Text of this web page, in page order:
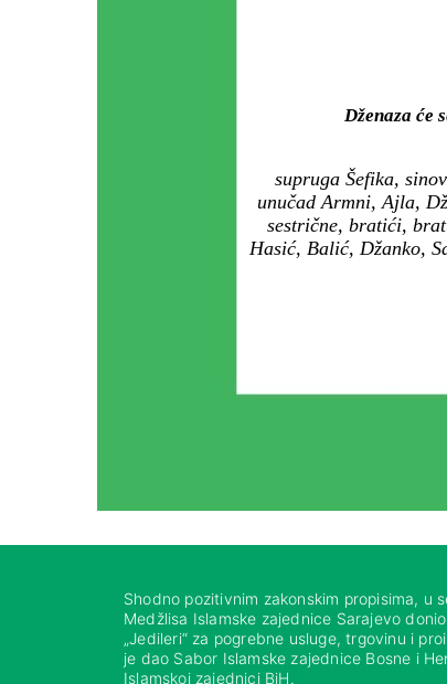
Dženaza će
supruga Šefika,
unučad Armni, Ajla,
sestrične, bratići,
Hasić, Balić, Džanko,
Shodno pozitivnim zakonskim propisima,
Medžlisa Islamske zajednice Sarajevo
„Jedileri“ za pogrebne usluge, trgovinu i
je dao Sabor Islamske zajednice Bosne i
Islamskoj zajednici BiH.